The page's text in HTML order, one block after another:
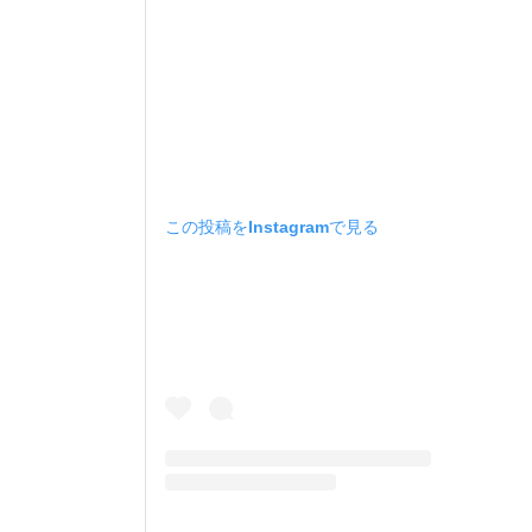
この投稿をInstagramで見る